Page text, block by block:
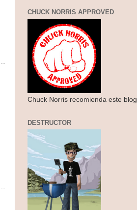
CHUCK NORRIS APPROVED
Chuck Norris recomienda este blog
DESTRUCTOR